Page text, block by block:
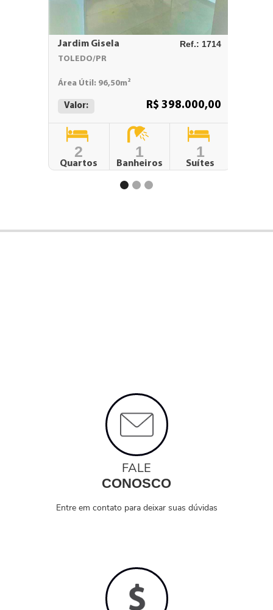
Jardim Gisela Ref.: 1714
TOLEDO/PR
Área Útil: 96,50m²
Valor: R$ 398.000,00
2
Quartos
1
Banheiros
1
Suítes
FALE
CONOSCO
Entre em contato para deixar suas dúvidas